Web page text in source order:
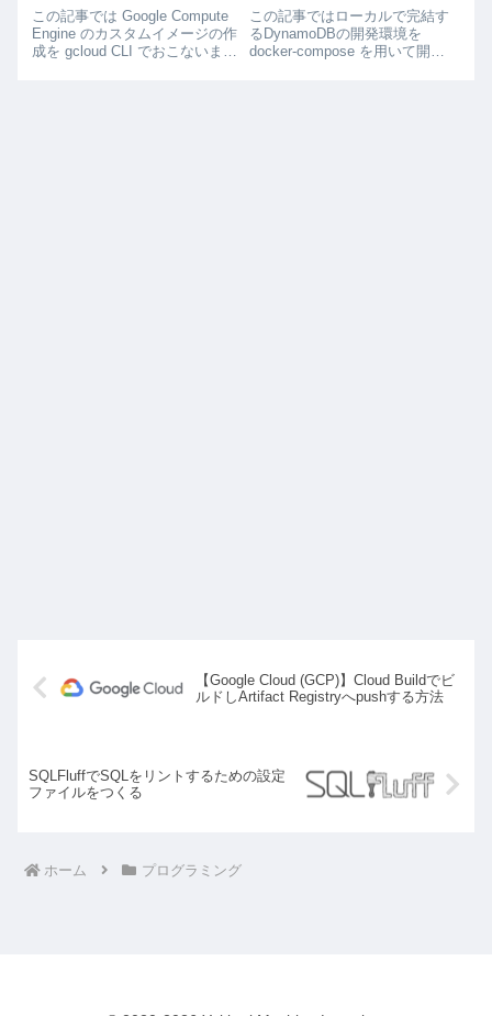
この記事では Google Compute
Engine のカスタムイメージの作
成を gcloud CLI でおこないま
この記事ではローカルで完結す
るDynamoDBの開発環境を
docker-compose を用いて開発
【Google Cloud (GCP)】Cloud Buildでビ
ルドしArtifact Registryへpushする方法
SQLFluffでSQLをリントするための設定
ファイルをつくる
ホーム プログラミング